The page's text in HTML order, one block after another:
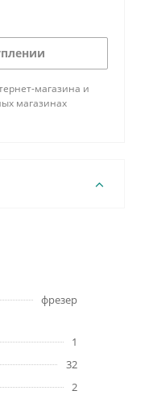
магазина и
магазинах
фрезер
1
32
2